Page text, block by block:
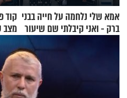
אמא שלי נלחמה על חייה בבני
ברק - ואני קיבלתי שם שיעור
קוד
מצב